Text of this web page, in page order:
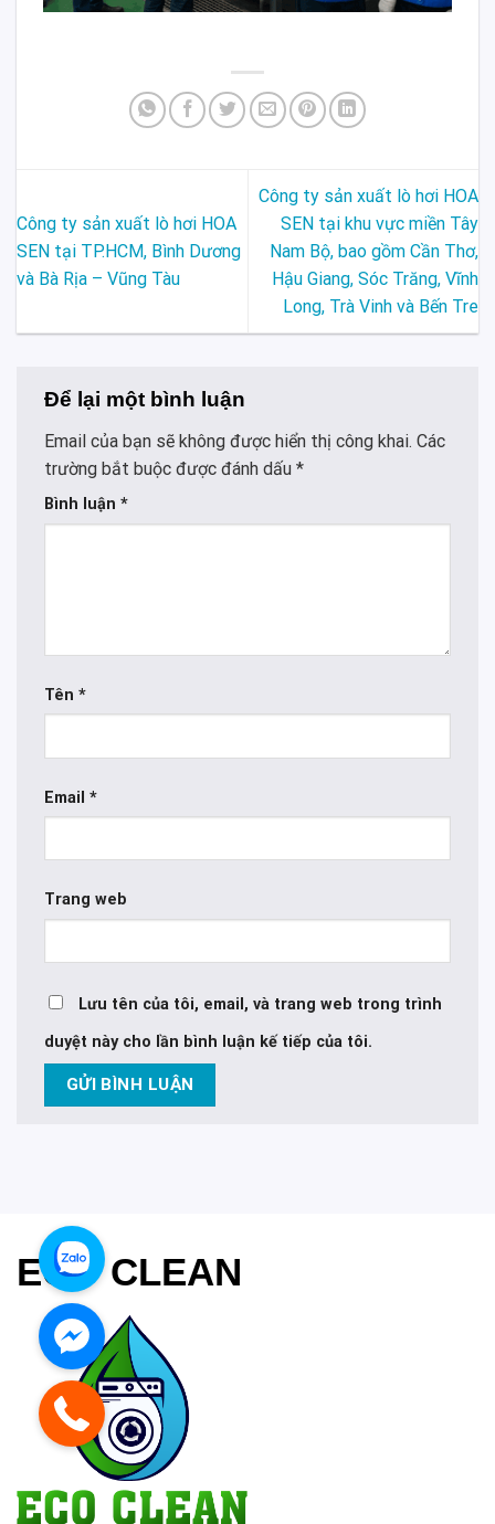
Công ty sản xuất lò hơi HOA
SEN tại TP.HCM, Bình Dương
và Bà Rịa – Vũng Tàu
Công ty sản xuất lò hơi HOA
SEN tại khu vực miền Tây
Nam Bộ, bao gồm Cần Thơ,
Hậu Giang, Sóc Trăng, Vĩnh
Long, Trà Vinh và Bến Tre
Để lại một bình luận
Email của bạn sẽ không được hiển thị công khai. Các
trường bắt buộc được đánh dấu *
Bình luận *
Tên *
Email *
Trang web
Lưu tên của tôi, email, và trang web trong trình
duyệt này cho lần bình luận kế tiếp của tôi.
ECO CLEAN